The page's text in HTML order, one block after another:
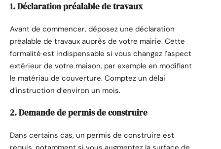
1. Déclaration préalable de travaux
Avant de commencer, déposez une déclaration
préalable de travaux auprès de votre mairie. Cette
formalité est indispensable si vous changez l’aspect
extérieur de votre maison, par exemple en modifiant
le matériau de couverture. Comptez un délai
d’instruction d’environ un mois.
2. Demande de permis de construire
Dans certains cas, un permis de construire est